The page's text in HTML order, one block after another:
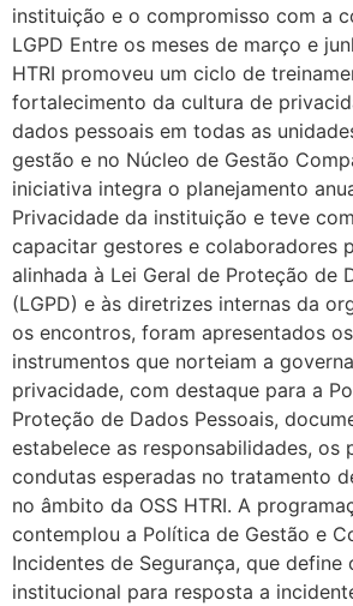
instituição e o compromisso com a
LGPD Entre os meses de março e
HTRI promoveu um ciclo de
fortalecimento da cultura de
dados pessoais em todas as
gestão e no Núcleo de Gestão
iniciativa integra o planejamento
Privacidade da instituição e teve
capacitar gestores e colaboradores
alinhada à Lei Geral de Proteção de
(LGPD) e às diretrizes internas da
os encontros, foram apresentados
instrumentos que norteiam a
privacidade, com destaque para a
Proteção de Dados Pessoais,
estabelece as responsabilidades, os
condutas esperadas no tratamento
no âmbito da OSS HTRI. A
contemplou a Política de Gestão e
Incidentes de Segurança, que define
institucional para resposta a